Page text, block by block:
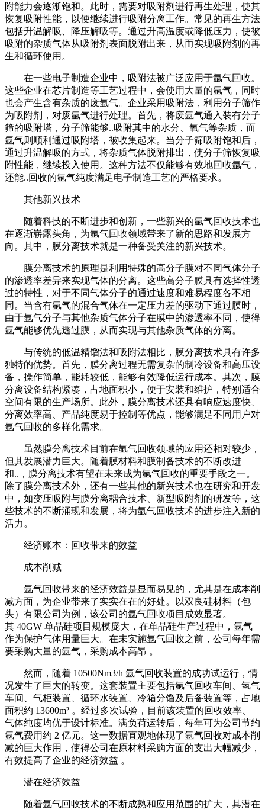
附能力会逐渐饱和。此时，需要对吸附剂进行再生处理，使其
恢复吸附性能，以便继续进行吸附分离工作。常见的再生方法
包括升温解吸、降压解吸等。通过升高温度或降低压力，使被
吸附的杂质气体从吸附剂表面脱附出来，从而实现吸附剂的再
生和循环使用。
在一些电子制造企业中，吸附法被广泛应用于氩气回收。
这些企业在芯片制造等工艺过程中，会使用大量的氩气，同时
也会产生含有杂质的废氩气。企业采用吸附法，利用分子筛作
为吸附剂，对废氩气进行处理。首先，将废氩气通入装有分子
筛的吸附塔，分子筛能够..吸附其中的水分、氧气等杂质，而
氩气则顺利通过吸附塔，被收集起来。当分子筛吸附饱和后，
通过升温解吸的方式，将杂质气体脱附排出，使分子筛恢复吸
附性能，继续投入使用。这种方法不仅能够有效地回收氩气，
还能..回收的氩气纯度满足电子制造工艺的严格要求。
其他新兴技术
随着科技的不断进步和创新，一些新兴的氩气回收技术也
在逐渐崭露头角，为氩气回收领域带来了新的思路和发展方
向。其中，膜分离技术就是一种备受关注的新兴技术。
膜分离技术的原理是利用特殊的高分子膜对不同气体分子
的渗透率差异来实现气体的分离。这些高分子膜具有选择性透
过的特性，对于不同气体分子的通过速度和难易程度各不相
同。当含有氩气的混合气体在一定压力差的驱动下通过膜时，
由于氩气分子与其他杂质气体分子在膜中的渗透率不同，使得
氩气能够优先透过膜，从而实现与其他杂质气体的分离。
与传统的低温精馏法和吸附法相比，膜分离技术具有许多
独特的优势。首先，膜分离过程无需复杂的制冷设备和高压设
备，操作简单，能耗较低，能够有效降低运行成本。其次，膜
分离设备结构紧凑，占地面积小，便于安装和维护，特别适合
空间有限的生产场所。此外，膜分离技术还具有响应速度快、
分离效率高、产品纯度易于控制等优点，能够满足不同用户对
氩气回收的多样化需求。
虽然膜分离技术目前在氩气回收领域的应用还相对较少，
但其发展潜力巨大。随着膜材料和膜制备技术的不断改进
和..，膜分离技术有望在未来成为氩气回收的重要手段之一。
除了膜分离技术外，还有一些其他的新兴技术也在研究和开发
中，如变压吸附与膜分离耦合技术、新型吸附剂的研发等，这
些技术的不断涌现和发展，将为氩气回收技术的进步注入新的
活力。
经济账本：回收带来的效益
成本削减
氩气回收带来的经济效益是显而易见的，尤其是在成本削
减方面，为企业带来了实实在在的好处。以双良硅材料（包
头）有限公司为例，该公司的氩气回收项目成效显著。
其 40GW 单晶硅项目规模庞大，在单晶硅生产过程中，氩气
作为保护气体用量巨大。在未实施氩气回收之前，公司每年需
要采购大量的氩气，采购成本高昂 。
然而，随着 10500Nm3/h 氩气回收装置的成功试运行，情
况发生了巨大的转变。这套装置主要包括氩气回收车间、氢气
车间、气柜装置、循环水装置、冷箱分馏及后备装置等，占地
面积约 13600m² 。经过多次试验，目前该装置的回收效率、
气体纯度均优于设计标准。满负荷运转后，每年可为公司节约
氩气费用约 2 亿元。这一数据直观地体现了氩气回收对成本削
减的巨大作用，使得公司在原材料采购方面的支出大幅减少，
有效提高了企业的经济效益 。
潜在经济效益
随着氩气回收技术的不断成熟和应用范围的扩大，其潜在